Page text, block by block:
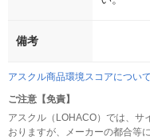
備考
アスクル商品環境スコアについて
ご注意【免責】
アスクル（LOHACO）では、サ
おりますが、メーカーの都合等